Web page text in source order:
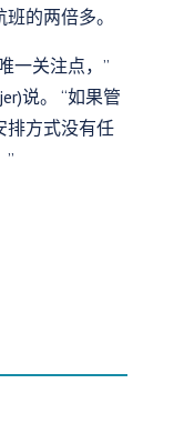
的两倍多。
一关注点，”
说。 “如果管
排方式没有任
”